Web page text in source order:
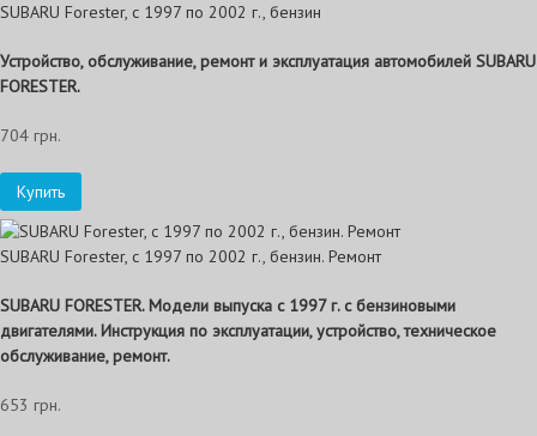
SUBARU Forester, с 1997 по 2002 г., бензин
Устройство, обслуживание, ремонт и эксплуатация автомобилей SUBARU
FORESTER.
704 грн.
Купить
SUBARU Forester, с 1997 по 2002 г., бензин. Ремонт
SUBARU FORESTER. Модели выпуска с 1997 г. с бензиновыми
двигателями. Инструкция по эксплуатации, устройство, техническое
обслуживание, ремонт.
653 грн.